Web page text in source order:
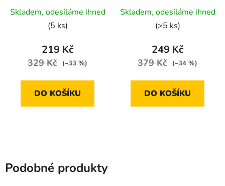
Sandalwood
Skladem, odesíláme ihned
(5 ks)
219 Kč
329 Kč (–33 %)
DO KOŠÍKU
Skladem, odesíláme ihned
(>5 ks)
249 Kč
379 Kč (–34 %)
DO KOŠÍKU
Podobné produkty